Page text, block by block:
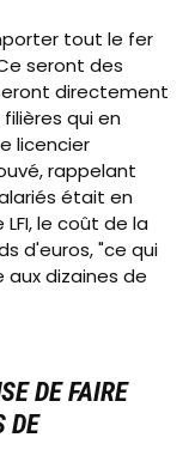
tout le fer
seront des
directement
qui en
licencier
rappelant
était en
le coût de la
d'euros, "ce qui
dizaines de
DE FAIRE
DE